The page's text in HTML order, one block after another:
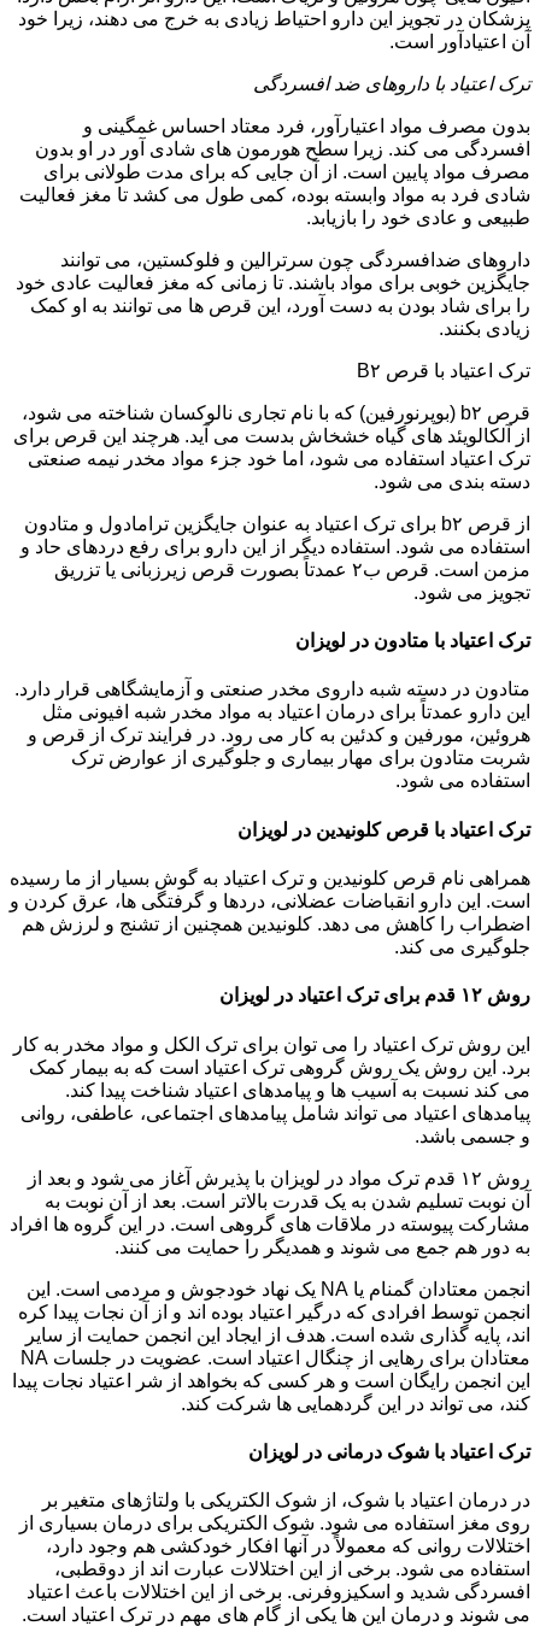
پزشکان در تجویز این دارو احتیاط زیادی به خرج می دهند، زیرا خود
آن اعتیادآور است.
ترک اعتیاد با داروهای ضد افسردگی
بدون مصرف مواد اعتیارآور، فرد معتاد احساس غمگینی و
افسردگی می کند. زیرا سطح هورمون های شادی آور در او بدون
مصرف مواد پایین است. از آن جایی که برای مدت طولانی برای
شادی فرد به مواد وابسته بوده، کمی طول می کشد تا مغز فعالیت
طبیعی و عادی خود را بازیابد.
داروهای ضدافسردگی چون سرترالین و فلوکستین، می توانند
جایگزین خوبی برای مواد باشند. تا زمانی که مغز فعالیت عادی خود
را برای شاد بودن به دست آورد، این قرص ها می توانند به او کمک
زیادی بکنند.
ترک اعتیاد با قرص B۲
قرص b۲ (بوپرنورفین) که با نام تجاری نالوکسان شناخته می شود،
از آلکالویئد های گیاه خشخاش بدست می آید. هرچند این قرص برای
ترک اعتیاد استفاده می شود، اما خود جزء مواد مخدر نیمه صنعتی
دسته بندی می شود.
از قرص b۲ برای ترک اعتیاد به عنوان جایگزین ترامادول و متادون
استفاده می شود. استفاده دیگر از این دارو برای رفع دردهای حاد و
مزمن است. قرص ب۲ عمدتاً بصورت قرص زیرزبانی یا تزریق
تجویز می شود.
ترک اعتیاد با متادون در لویزان
متادون در دسته شبه داروی مخدر صنعتی و آزمایشگاهی قرار دارد.
این دارو عمدتاً برای درمان اعتیاد به مواد مخدر شبه افیونی مثل
هروئین، مورفین و کدئین به کار می رود. در فرایند ترک از قرص و
شربت متادون برای مهار بیماری و جلوگیری از عوارض ترک
استفاده می شود.
ترک اعتیاد با قرص کلونیدین در لویزان
همراهی نام قرص کلونیدین و ترک اعتیاد به گوش بسیار از ما رسیده
است. این دارو انقباضات عضلانی، دردها و گرفتگی ها، عرق کردن و
اضطراب را کاهش می دهد. کلونیدین همچنین از تشنج و لرزش هم
جلوگیری می کند.
روش ۱۲ قدم برای ترک اعتیاد در لویزان
این روش ترک اعتیاد را می توان برای ترک الکل و مواد مخدر به کار
برد. این روش یک روش گروهی ترک اعتیاد است که به بیمار کمک
می کند نسبت به آسیب ها و پیامدهای اعتیاد شناخت پیدا کند.
پیامدهای اعتیاد می تواند شامل پیامدهای اجتماعی، عاطفی، روانی
و جسمی باشد.
روش ۱۲ قدم ترک مواد در لویزان با پذیرش آغاز می شود و بعد از
آن نوبت تسلیم شدن به یک قدرت بالاتر است. بعد از آن نوبت به
مشارکت پیوسته در ملاقات های گروهی است. در این گروه ها افراد
به دور هم جمع می شوند و همدیگر را حمایت می کنند.
انجمن معتادان گمنام یا NA یک نهاد خودجوش و مردمی است. این
انجمن توسط افرادی که درگیر اعتیاد بوده اند و از آن نجات پیدا کره
اند، پایه گذاری شده است. هدف از ایجاد این انجمن حمایت از سایر
معتادان برای رهایی از چنگال اعتیاد است. عضویت در جلسات NA
این انجمن رایگان است و هر کسی که بخواهد از شر اعتیاد نجات پیدا
کند، می تواند در این گردهمایی ها شرکت کند.
ترک اعتیاد با شوک درمانی در لویزان
در درمان اعتیاد با شوک، از شوک الکتریکی با ولتاژهای متغیر بر
روی مغز استفاده می شود. شوک الکتریکی برای درمان بسیاری از
اختلالات روانی که معمولاً در آنها افکار خودکشی هم وجود دارد،
استفاده می شود. برخی از این اختلالات عبارت اند از دوقطبی،
افسردگی شدید و اسکیزوفرنی. برخی از این اختلالات باعث اعتیاد
می شوند و درمان این ها یکی از گام های مهم در ترک اعتیاد است.